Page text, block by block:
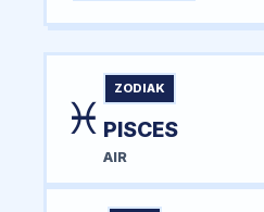
♓
ZODIAK
PISCES
AIR